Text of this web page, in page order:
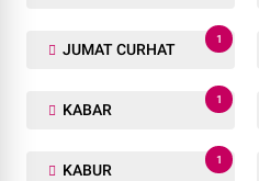
JUMAT CURHAT
1
KABAR
1
KABUR
1